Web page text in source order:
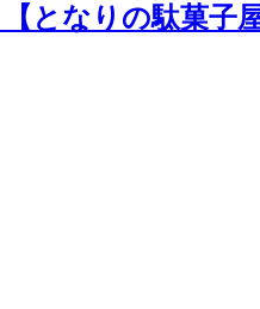
となりの駄菓子